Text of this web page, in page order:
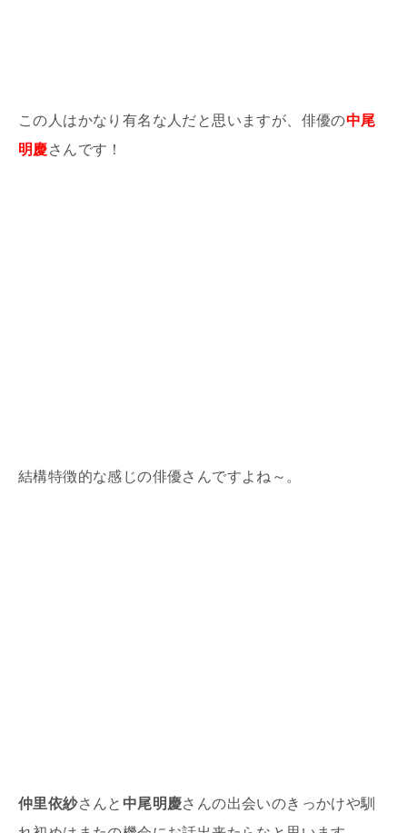
この人はかなり有名な人だと思いますが、俳優の中尾
明慶さんです！
結構特徴的な感じの俳優さんですよね～。
仲里依紗さんと 中尾明慶さんの出会いのきっかけや馴